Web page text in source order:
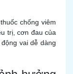
chống viêm
trị, cơn đau của
vai dễ dàng